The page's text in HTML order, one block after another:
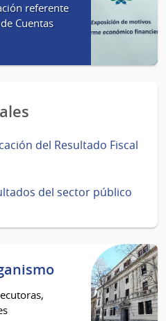
referente
Cuentas
del Resultado Fiscal
del sector público